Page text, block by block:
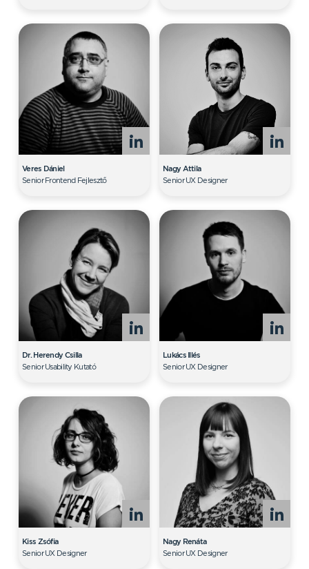
Veres Dániel
Senior Frontend Fejlesztő
Nagy Attila
Senior UX Designer
Dr. Herendy Csilla
Senior Usability Kutató
Lukács Illés
Senior UX Designer
Kiss Zsófia
Senior UX Designer
Nagy Renáta
Senior UX Designer